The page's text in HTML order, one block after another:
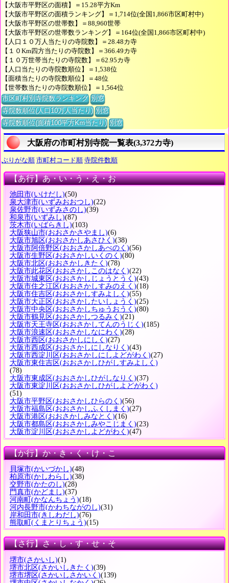
【大阪市平野区の面積】＝15.28平方Km
【大阪市平野区の面積ランキング】＝1,714位(全国1,866市区町村中)
【大阪市平野区の世帯数】＝88,960世帯
【大阪市平野区の世帯数ランキング】＝164位(全国1,866市区町村中)
【人口１０万人当たりの寺院数】＝28.48カ寺
【１０Km四方当たりの寺院数】＝366.49カ寺
【１０万世帯当たりの寺院数】＝62.95カ寺
【人口当たりの寺院数順位】＝1,538位
【面積当たりの寺院数順位】＝48位
【世帯数当たりの寺院数順位】＝1,564位
市区町村別寺院数ランキング 別窓
寺院数順位(人口10万人当たり) 別窓
寺院数順位(面積100平方Km当たり) 別窓
大阪府の市町村別寺院一覧表(3,372カ寺)
ぶりがな順 市町村コード順 寺院件数順
【あ行】あ・い・う・え・お
池田市(いけだし)(50)
泉大津市(いずみおおつし)(22)
泉佐野市(いずみさのし)(39)
和泉市(いずみし)(87)
茨木市(いばらきし)(103)
大阪狭山市(おおさかさやまし)(6)
大阪市旭区(おおさかしあさひく)(38)
大阪市阿倍野区(おおさかしあべのく)(56)
大阪市生野区(おおさかしいくのく)(80)
大阪市北区(おおさかしきたく)(78)
大阪市此花区(おおさかしこのはなく)(22)
大阪市城東区(おおさかしじょうとうく)(43)
大阪市住之江区(おおさかしすみのえく)(18)
大阪市住吉区(おおさかしすみよしく)(55)
大阪市大正区(おおさかしたいしょうく)(25)
大阪市中央区(おおさかしちゅうおうく)(80)
大阪市鶴見区(おおさかしつるみく)(21)
大阪市天王寺区(おおさかしてんのうじく)(185)
大阪市浪速区(おおさかしなにわく)(28)
大阪市西区(おおさかしにしく)(27)
大阪市西成区(おおさかしにしなりく)(43)
大阪市西淀川区(おおさかしにしよどがわく)(27)
大阪市東住吉区(おおさかしひがしすみよしく)
(78)
大阪市東成区(おおさかしひがしなりく)(37)
大阪市東淀川区(おおさかしひがしよどがわく)
(51)
大阪市平野区(おおさかしひらのく)(56)
大阪市福島区(おおさかしふくしまく)(27)
大阪市港区(おおさかしみなとく)(16)
大阪市都島区(おおさかしみやこじまく)(23)
大阪市淀川区(おおさかしよどがわく)(47)
【か行】か・き・く・け・こ
貝塚市(かいづかし)(48)
柏原市(かしわらし)(38)
交野市(かたのし)(28)
門真市(かどまし)(37)
河南町 (かなんちょう)(18)
河内長野市(かわちながのし)(31)
岸和田市(きしわだし)(76)
熊取町 (くまとりちょう)(15)
【さ行】さ・し・す・せ・そ
堺市(さかいし)(1)
堺市北区(さかいしきたく)(39)
堺市堺区(さかいしさかいく)(139)